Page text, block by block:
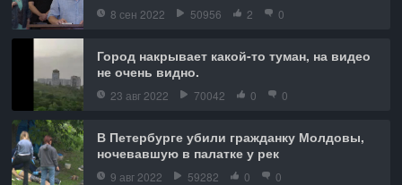
8 сен 2022 50956 2 0
Город накрывает какой-то туман, на видео
не очень видно.
23 авг 2022 70042 0 0
В Петербурге убили гражданку Молдовы,
ночевавшую в палатке у рек
9 авг 2022 59282 0 0